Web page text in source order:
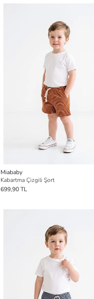
Miababy
Kabartma Çizgili Şort
699,90 TL